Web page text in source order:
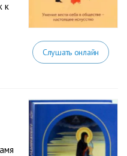
к
Слушать онлайн